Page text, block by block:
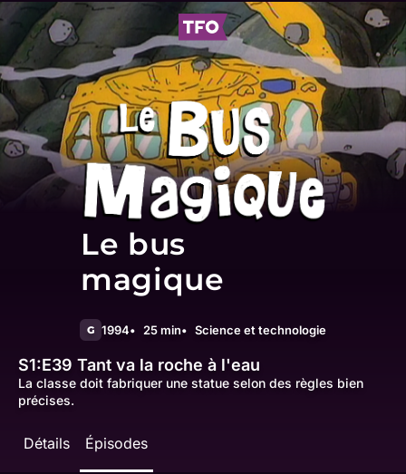
Le bus
magique
G 1994 25 min Science et technologie
S1:E39 Tant va la roche à l'eau
La classe doit fabriquer une statue selon des règles bien
précises.
Détails Épisodes